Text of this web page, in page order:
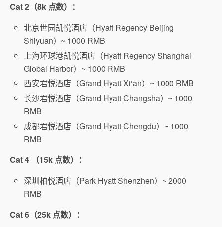
Cat 2（8k 点数）：
北京世园凯悦酒店（Hyatt Regency Beijing
Shiyuan）~ 1000 RMB
上海环球港凯悦酒店（Hyatt Regency Shanghai
Global Harbor）~ 1000 RMB
西安君悦酒店（Grand Hyatt Xi‘an）~ 1000 RMB
长沙君悦酒店（Grand Hyatt Changsha）~ 1000
RMB
成都君悦酒店（Grand Hyatt Chengdu）~ 1000
RMB
Cat 4 （15k 点数）：
深圳柏悦酒店（Park Hyatt Shenzhen）~ 2000
RMB
Cat 6（25k 点数）：